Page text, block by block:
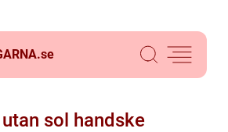
se
utan sol handske